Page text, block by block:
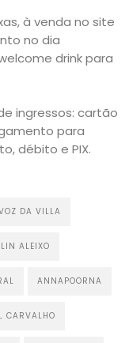
à venda no site
no dia
drink para
ingressos: cartão
para
débito e PIX.
DA VILLA
ALEIXO
ANNAPOORNA
CARVALHO